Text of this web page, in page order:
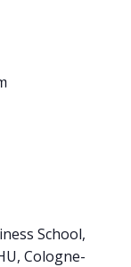
School,
Cologne-